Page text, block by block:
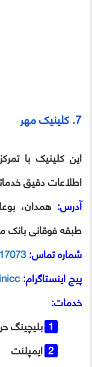
7. کلینیک مهر
این کلینیک با
اطلاعات دقیق
آدرس: همدان،
طبقه فوقانی
شماره تماس:
پیج اینستاگرام:
خدمات:
بلیچینگ
ایمپلنت